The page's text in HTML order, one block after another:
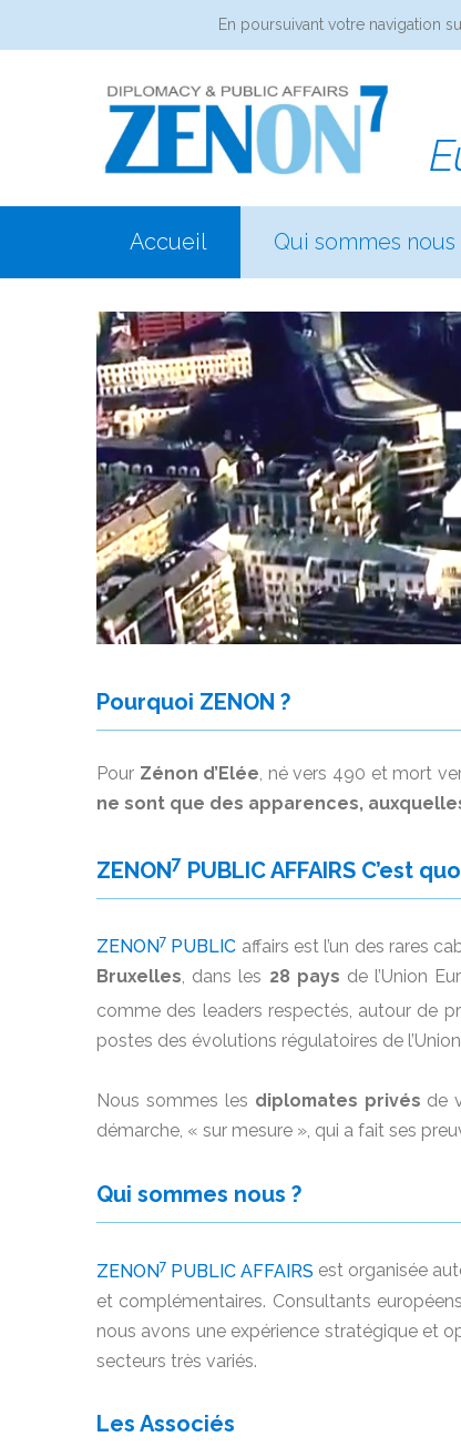
En poursuivant votre navigation
Accueil Qui sommes nous
Pourquoi ZENON ?
Pour Zénon d’Elée, né vers 490 et mort
ne sont que des apparences,
ZENON7 PUBLIC AFFAIRS C’est
ZENON7 PUBLIC affairs est l’un des rares
Bruxelles, dans les 28 pays de l’Union
comme des leaders respectés, autour de
postes des évolutions régulatoires de
Nous sommes les diplomates privés de
démarche, « sur mesure », qui a fait ses
Qui sommes nous ?
ZENON7 PUBLIC AFFAIRS est organisée
et complémentaires. Consultants
nous avons une expérience stratégique et
secteurs très variés.
Les Associés